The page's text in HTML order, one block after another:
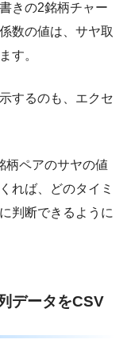
きの2銘柄チャー
数の値は、サヤ取
す。
するのも、エクセ
柄ペアのサヤの値
れば、どのタイミ
判断できるように
データをCSV